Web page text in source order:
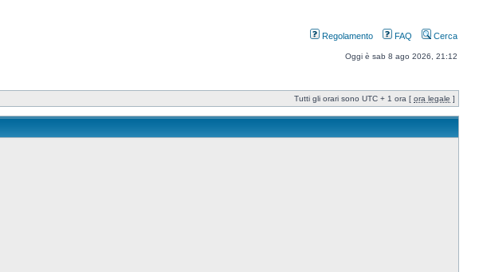
Regolamento FAQ Cerca
Oggi è sab 8 ago 2026, 21:12
Tutti gli orari sono UTC + 1 ora [ ora legale ]